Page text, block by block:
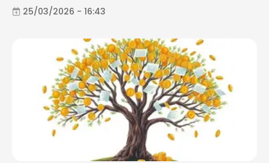
25/03/2026 - 16:43